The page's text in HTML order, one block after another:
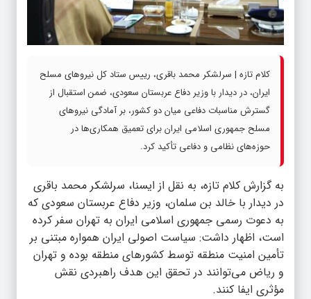
کلام تازه | سرلشکر محمد باقری، رییس ستاد کل نیروهای مسلح
ایران، در دیدار با وزیر دفاع عربستان سعودی، ضمن استقبال از
گسترش مناسبات دفاعی میان دو کشور، بر آمادگی نیروهای
مسلح جمهوری اسلامی ایران برای تعمیق همکاری‌ها در
حوزه‌های نظامی و دفاعی تأکید کرد.
به گزارش کلام تازه، به نقل از ایسنا، سرلشکر محمد باقری
در دیدار با خالد بن سلمان، وزیر دفاع عربستان سعودی که
به دعوت رسمی جمهوری اسلامی ایران به تهران سفر کرده
است، اظهار داشت: سیاست اصولی ایران همواره مبتنی بر
تأمین امنیت منطقه توسط کشورهای منطقه بوده و تهران
و ریاض می‌توانند در تحقق این هدف راهبردی نقش
مؤثری ایفا کنند.